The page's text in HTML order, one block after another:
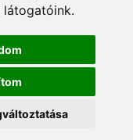
látogatóink.